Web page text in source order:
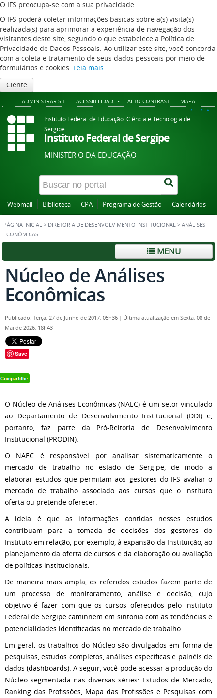
O IFS preocupa-se com a sua privacidade
O IFS poderá coletar informações básicas sobre a(s) visita(s)
realizada(s) para aprimorar a experiência de navegação dos
visitantes deste site, segundo o que estabelece a Política de
Privacidade de Dados Pessoais. Ao utilizar este site, você concorda
com a coleta e tratamento de seus dados pessoais por meio de
formulários e cookies. Leia mais
Ciente
ADMINISTRAR SITE ACESSIBILIDADE - ALTO CONTRASTE MAPA
A+ A A-
Instituto Federal de Educação, Ciência e Tecnologia de
Sergipe
Instituto Federal de Sergipe
MINISTÉRIO DA EDUCAÇÃO
Webmail Biblioteca CPA Programa de Gestão Calendários
PÁGINA INICIAL > DIRETORIA DE DESENVOLVIMENTO INSTITUCIONAL > ANÁLISES
ECONÔMICAS
MENU
Núcleo de Análises
Econômicas
Publicado: Terça, 27 de Junho de 2017, 05h36 | Última atualização em Sexta, 08 de
Mai de 2026, 18h43
Save
O Núcleo de Análises Econômicas (NAEC) é um setor vinculado
ao Departamento de Desenvolvimento Institucional (DDI) e,
portanto, faz parte da Pró-Reitoria de Desenvolvimento
Institucional (PRODIN).
O NAEC é responsável por analisar sistematicamente o
mercado de trabalho no estado de Sergipe, de modo a
elaborar estudos que permitam aos gestores do IFS avaliar o
mercado de trabalho associado aos cursos que o Instituto
oferta ou pretende oferecer.
A ideia é que as informações contidas nesses estudos
contribuam para a tomada de decisões dos gestores do
Instituto em relação, por exemplo, à expansão da Instituição, ao
planejamento da oferta de cursos e da elaboração ou avaliação
de políticas institucionais.
De maneira mais ampla, os referidos estudos fazem parte de
um processo de monitoramento, análise e decisão, cujo
objetivo é fazer com que os cursos oferecidos pelo Instituto
Federal de Sergipe caminhem em sintonia com as tendências e
potencialidades identificadas no mercado de trabalho.
Em geral, os trabalhos do Núcleo são divulgados em forma de
pesquisas, estudos completos, análises específicas e painéis de
dados (dashboards). A seguir, você pode acessar a produção do
Núcleo segmentada nas diversas séries: Estudos de Mercado,
Ranking das Profissões, Mapa das Profissões e Pesquisas com